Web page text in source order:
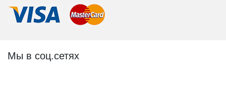
Мы в соц.сетях